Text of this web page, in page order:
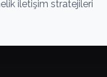
iletişim stratejileri